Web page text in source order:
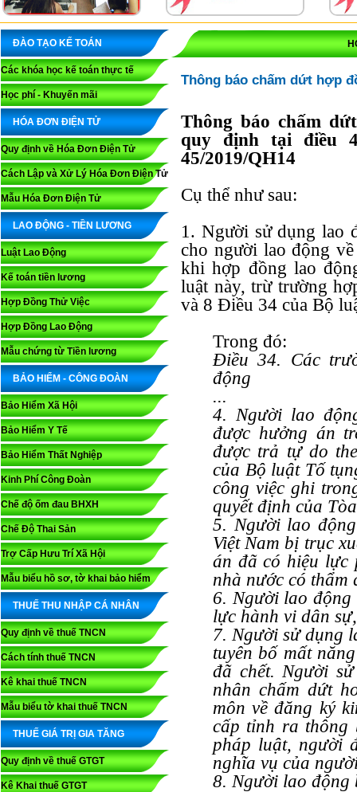
ĐÀO TẠO KẾ TOÁN
Các khóa học kế toán thực tế
Học phí - Khuyến mãi
HÓA ĐƠN ĐIỆN TỬ
Quy định về Hóa Đơn Điện Tử
Cách Lập và Xử Lý Hóa Đơn Điện Tử
Mẫu Hóa Đơn Điện Tử
LAO ĐỘNG - TIỀN LƯƠNG
Luật Lao Động
Kế toán tiền lương
Hợp Đồng Thử Việc
Hợp Đồng Lao Động
Mẫu chứng từ Tiền lương
BẢO HIỂM - CÔNG ĐOÀN
Bảo Hiểm Xã Hội
Bảo Hiểm Y Tế
Bảo Hiểm Thất Nghiệp
Kinh Phí Công Đoàn
Chế độ ốm đau BHXH
Chế Độ Thai Sản
Trợ Cấp Hưu Trí Xã Hội
Mẫu biểu hồ sơ, tờ khai bảo hiểm
THUẾ THU NHẬP CÁ NHÂN
Quy định về thuế TNCN
Cách tính thuế TNCN
Kê khai thuế TNCN
Mẫu biểu tờ khai thuế TNCN
THUẾ GIÁ TRỊ GIA TĂNG
Quy định về thuế GTGT
Kê Khai thuế GTGT
Thông báo chấm dứt hợp
Thông báo chấm
quy định tại điều
45/2019/QH14
Cụ thể như sau:
1. Người sử dụng lao
cho người lao động
khi hợp đồng lao
luật này, trừ trường
và 8 Điều 34 của Bộ
Trong đó:
Điều 34. Các
động
...
4. Người lao
được hưởng án
được trả tự do
của Bộ luật Tố
công việc ghi
quyết định của
5. Người lao
Việt Nam bị trục
án đã có hiệu lực
nhà nước có thẩm
6. Người lao động
lực hành vi dân
7. Người sử dụng
tuyên bố mất
đã chết. Người
nhân chấm dứt
môn về đăng ký
cấp tỉnh ra thông
pháp luật, người
nghĩa vụ của
8. Người lao động